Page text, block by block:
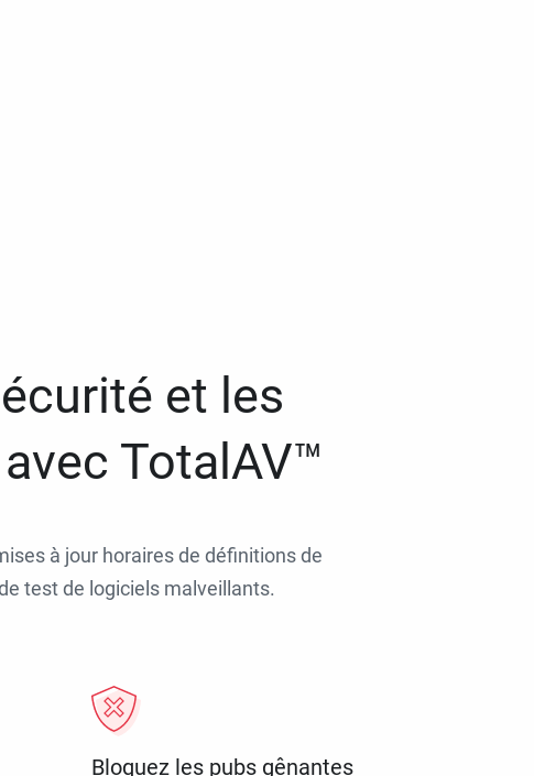
et les
TotalAV™
à jour horaires de définitions de
test de logiciels malveillants.
Bloquez les pubs gênantes